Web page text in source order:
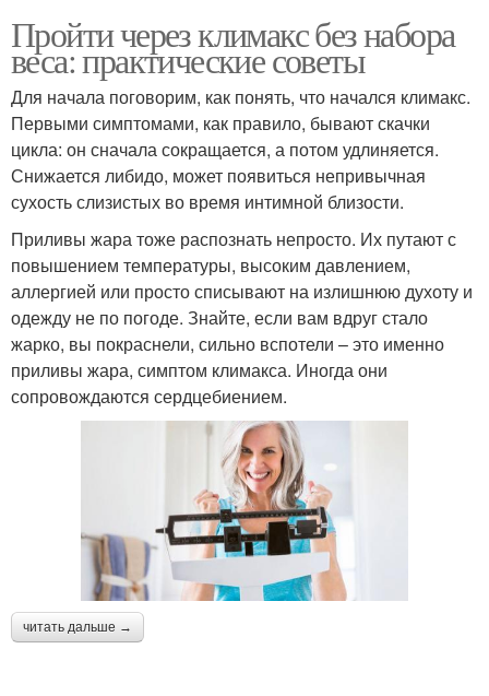
Пройти через климакс без набора
веса: практические советы
Для начала поговорим, как понять, что начался климакс.
Первыми симптомами, как правило, бывают скачки
цикла: он сначала сокращается, а потом удлиняется.
Снижается либидо, может появиться непривычная
сухость слизистых во время интимной близости.
Приливы жара тоже распознать непросто. Их путают с
повышением температуры, высоким давлением,
аллергией или просто списывают на излишнюю духоту и
одежду не по погоде. Знайте, если вам вдруг стало
жарко, вы покраснели, сильно вспотели – это именно
приливы жара, симптом климакса. Иногда они
сопровождаются сердцебиением.
читать дальше →